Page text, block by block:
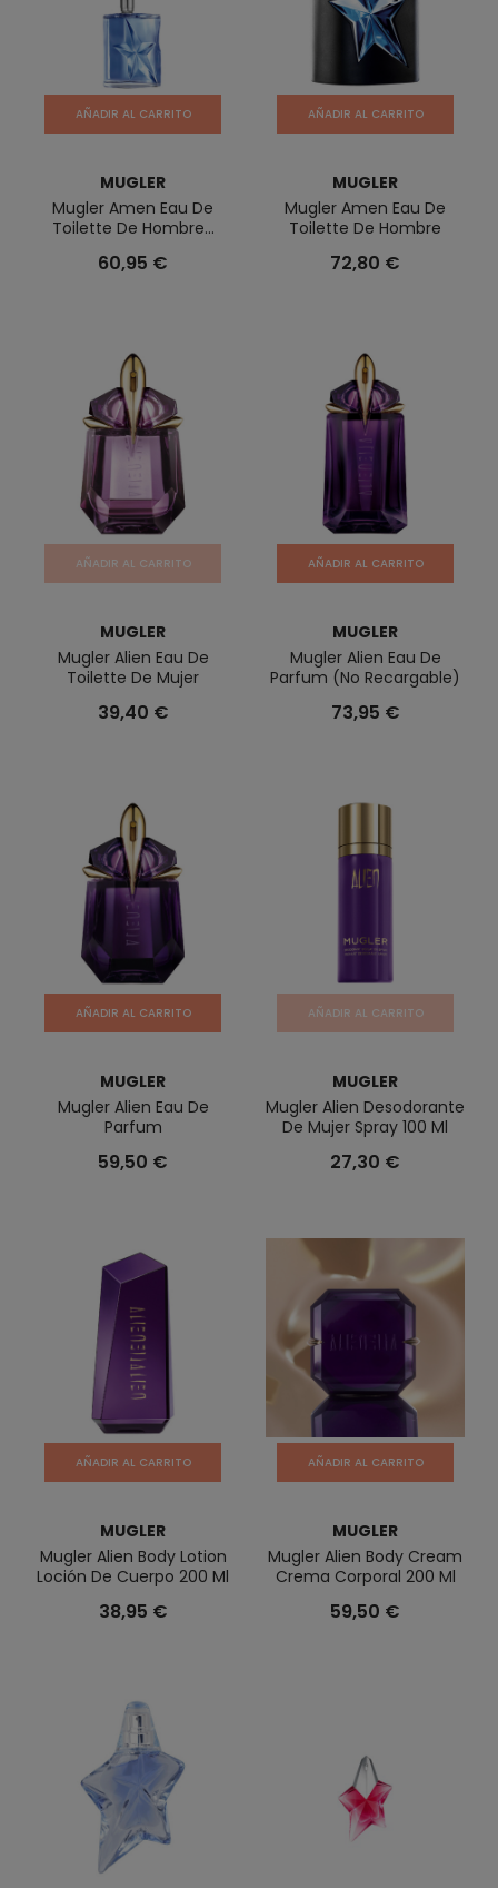
AÑADIR AL CARRITO
MUGLER
Mugler Amen Eau De
Toilette De Hombre...
60,95 €
AÑADIR AL CARRITO
MUGLER
Mugler Amen Eau De
Toilette De Hombre
72,80 €
AÑADIR AL CARRITO
MUGLER
Mugler Alien Eau De
Toilette De Mujer
39,40 €
AÑADIR AL CARRITO
MUGLER
Mugler Alien Eau De
Parfum (No Recargable)
73,95 €
AÑADIR AL CARRITO
MUGLER
Mugler Alien Eau De
Parfum
59,50 €
AÑADIR AL CARRITO
MUGLER
Mugler Alien Desodorante
De Mujer Spray 100 Ml
27,30 €
AÑADIR AL CARRITO
MUGLER
Mugler Alien Body Lotion
Loción De Cuerpo 200 Ml
38,95 €
AÑADIR AL CARRITO
MUGLER
Mugler Alien Body Cream
Crema Corporal 200 Ml
59,50 €